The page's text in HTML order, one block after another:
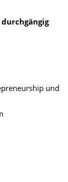
durchgängig
und